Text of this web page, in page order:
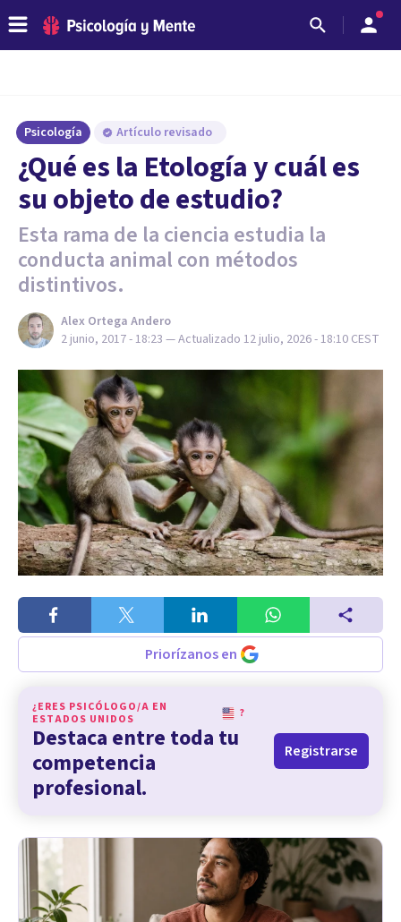
Psicología Artículo revisado
¿Qué es la Etología y cuál es
su objeto de estudio?
Esta rama de la ciencia estudia la
conducta animal con métodos
distintivos.
Alex Ortega Andero
2 junio, 2017 - 18:23 — Actualizado 12 julio, 2026 - 18:10 CEST
Priorízanos en
¿ERES PSICÓLOGO/A EN
ESTADOS UNIDOS
?
Destaca entre toda tu
competencia
profesional.
Registrarse